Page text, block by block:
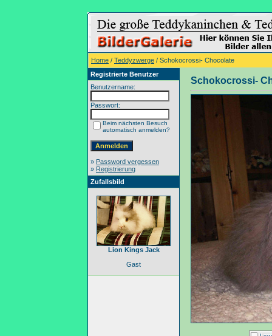
Home / Teddyzwerge / Schokocrossi- Chocolate
Registrierte Benutzer
Benutzername:
Passwort:
Beim nächsten Besuch
automatisch anmelden?
» Password vergessen
» Registrierung
Zufallsbild
Lion Kings Jack
Gast
Schokocrossi-